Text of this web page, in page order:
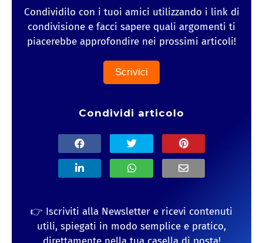
Condividilo con i tuoi amici utilizzando i link di
condivisione e facci sapere quali argomenti ti
piacerebbe approfondire nei prossimi articoli!
Scrivici
Condividi articolo
👉 Iscriviti alla Newsletter e ricevi contenuti
utili, spiegati in modo semplice e pratico,